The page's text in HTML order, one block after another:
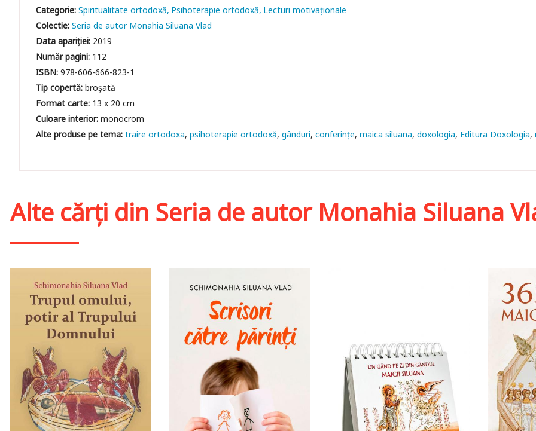
Categorie:Spiritualitate ortodoxă Psihoterapie ortodoxă Lecturi motivaționale
Colectie:Seria de autor Monahia Siluana Vlad
Data apariției: 2019
Număr pagini: 112
ISBN:978-606-666-823-1
Tip copertă:broșată
Format carte: 13 x 20 cm
Culoare interior:monocrom
traire ortodoxa psihoterapie ortodoxă gânduri conferințe maica siluana doxologia Editura Doxologia
Alte cărți din Seria de autor Monahia Siluana